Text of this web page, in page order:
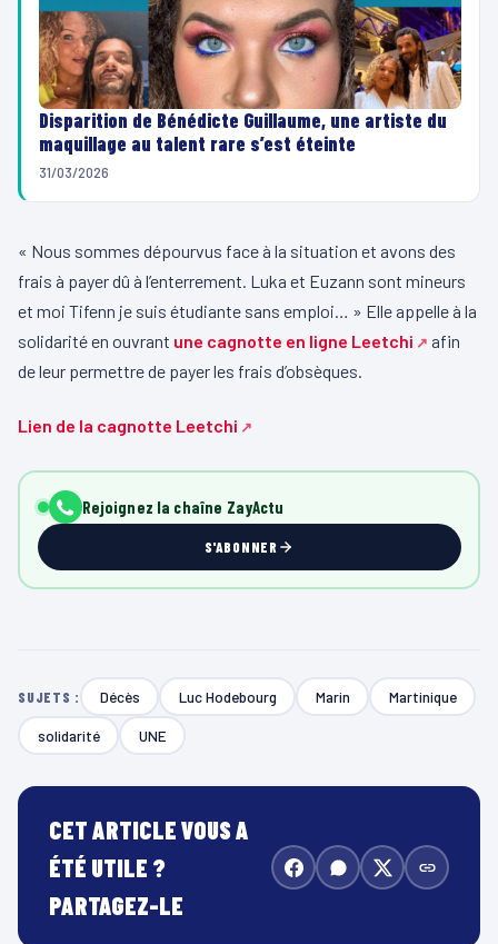
Disparition de Bénédicte Guillaume, une artiste du
maquillage au talent rare s’est éteinte
31/03/2026
« Nous sommes dépourvus face à la situation et avons des
frais à payer dû à l’enterrement. Luka et Euzann sont mineurs
et moi Tifenn je suis étudiante sans emploi… » Elle appelle à la
solidarité en ouvrant une cagnotte en ligne Leetchi
afin
de leur permettre de payer les frais d’obsèques.
Lien de la cagnotte Leetchi
Rejoignez la chaîne ZayActu
S'ABONNER
SUJETS : Décès Luc Hodebourg Marin Martinique
solidarité UNE
CET ARTICLE VOUS A
ÉTÉ UTILE ?
PARTAGEZ-LE